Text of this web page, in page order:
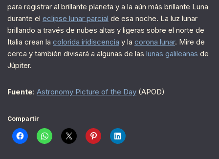
para registrar al brillante planeta y a la aún más brillante Luna
durante el eclipse lunar parcial de esa noche. La luz lunar
brillando a través de nubes altas y ligeras sobre el norte de
Italia crean la colorida iridiscencia y la corona lunar. Mire de
cerca y también divisará a algunas de las lunas galileanas de
Júpiter.
Fuente: Astronomy Picture of the Day (APOD)
Compartir